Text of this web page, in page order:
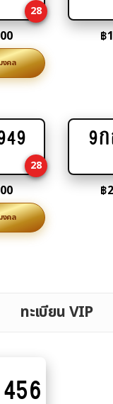
28
งคล
฿
Add
28
งคล
9
฿
ทะเบียน VIP
to